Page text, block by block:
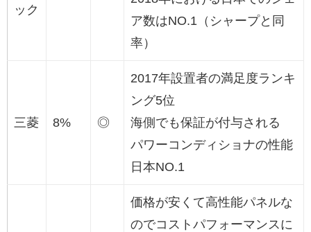
ック
ア数はNO.1（シャープと同
率）
三菱 8% ◎
2017年設置者の満足度ランキ
ング5位
海側でも保証が付与される
パワーコンディショナの性能
日本NO.1
価格が安くて高性能パネルな
のでコストパフォーマンスに